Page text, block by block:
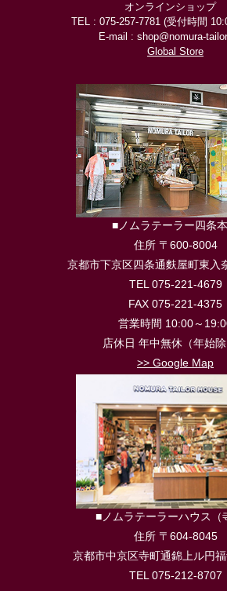
オンラインショップ
TEL : 075-257-7781 (受付時間
E-mail : shop@nomura-
Global Store
■ノムラテーラー四条
住所 〒600-8004
京都市下京区四条通麩屋町東入
TEL 075-221-4679
FAX 075-221-4375
営業時間 10:00～
店休日 年中無休（年始除
>> Google Map
■ノムラテーラーハウス（
住所 〒604-8045
京都市中京区寺町通錦上ル円
TEL 075-212-8707